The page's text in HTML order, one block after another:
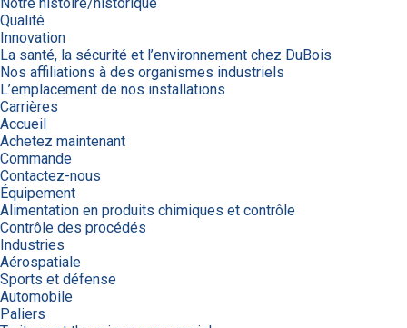
Qualité
Innovation
La santé, la sécurité et l’environnement chez DuBois
Nos affiliations à des organismes industriels
L’emplacement de nos installations
Carrières
Accueil
Achetez maintenant
Commande
Contactez-nous
Équipement
Alimentation en produits chimiques et contrôle
Contrôle des procédés
Industries
Aérospatiale
Sports et défense
Automobile
Paliers